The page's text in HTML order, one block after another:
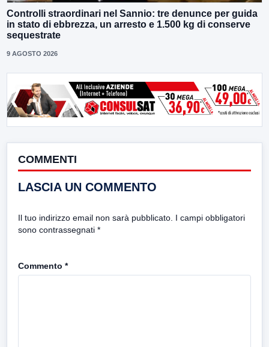
Controlli straordinari nel Sannio: tre denunce per guida
in stato di ebbrezza, un arresto e 1.500 kg di conserve
sequestrate
9 AGOSTO 2026
COMMENTI
LASCIA UN COMMENTO
Il tuo indirizzo email non sarà pubblicato. I campi obbligatori
sono contrassegnati *
Commento *